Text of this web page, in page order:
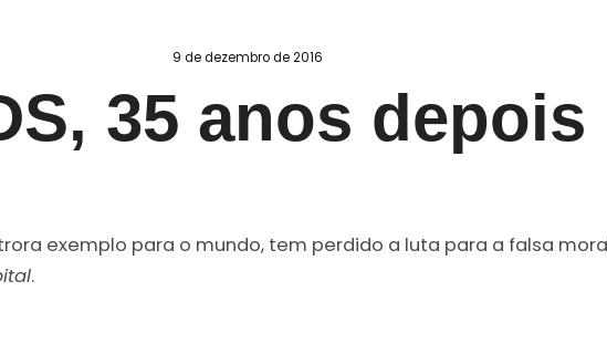
9 de dezembro de 2016
35 anos depois
exemplo para o mundo, tem perdido a luta para a falsa
.